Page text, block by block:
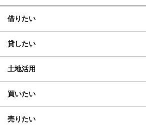
借りたい
貸したい
土地活用
買いたい
売りたい